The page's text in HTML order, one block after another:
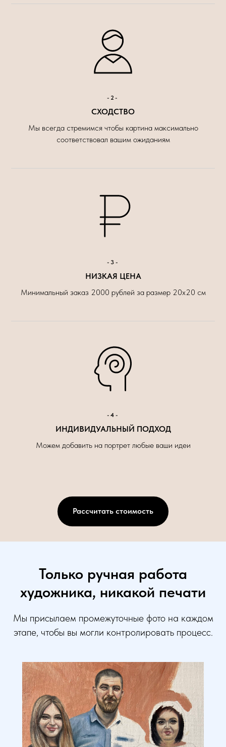
-2-
СХОДСТВО
Мы всегда стремимся чтобы картина максимально
соответствовал вашим ожиданиям
-3-
НИЗКАЯ ЦЕНА
Минимальный заказ 2000 рублей за размер 20х20 см
-4-
ИНДИВИДУАЛЬНЫЙ ПОДХОД
Можем добавить на портрет любые ваши идеи
Рассчитать стоимость
Только ручная работа
художника, никакой печати
Мы присылаем промежуточные фото на каждом
этапе, чтобы вы могли контролировать процесс.